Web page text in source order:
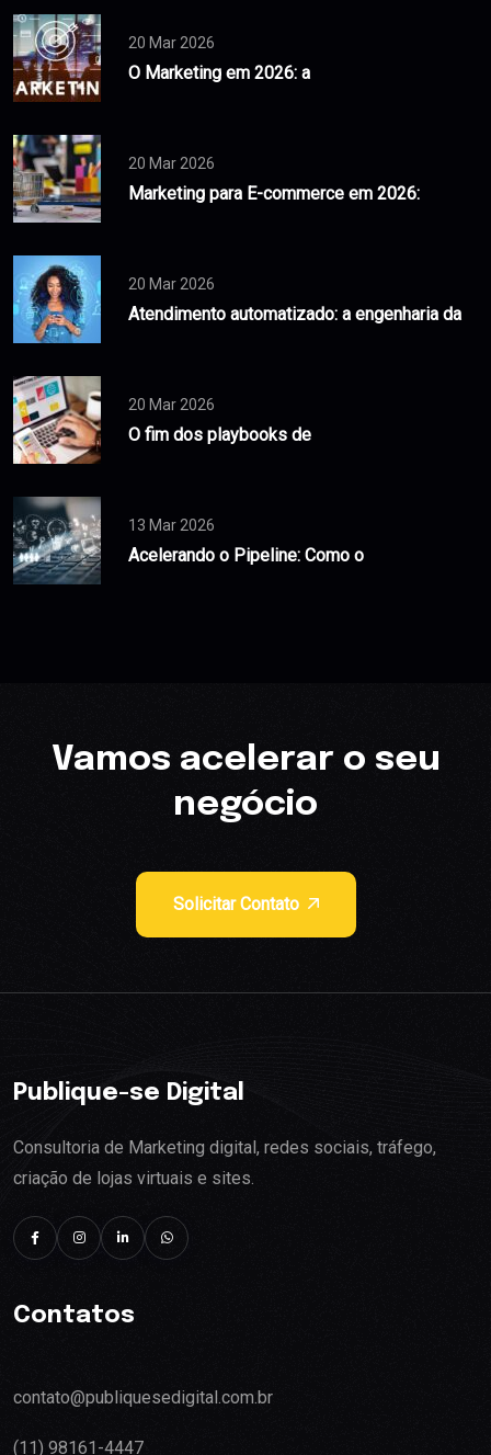
20 Mar 2026
O Marketing em 2026: a
20 Mar 2026
Marketing para E-commerce em 2026:
20 Mar 2026
Atendimento automatizado: a engenharia da
20 Mar 2026
O fim dos playbooks de
13 Mar 2026
Acelerando o Pipeline: Como o
Vamos acelerar o seu
negócio
Solicitar Contato
Publique-se Digital
Consultoria de Marketing digital, redes sociais, tráfego,
criação de lojas virtuais e sites.
Contatos
contato@publiquesedigital.com.br
(11) 98161-4447